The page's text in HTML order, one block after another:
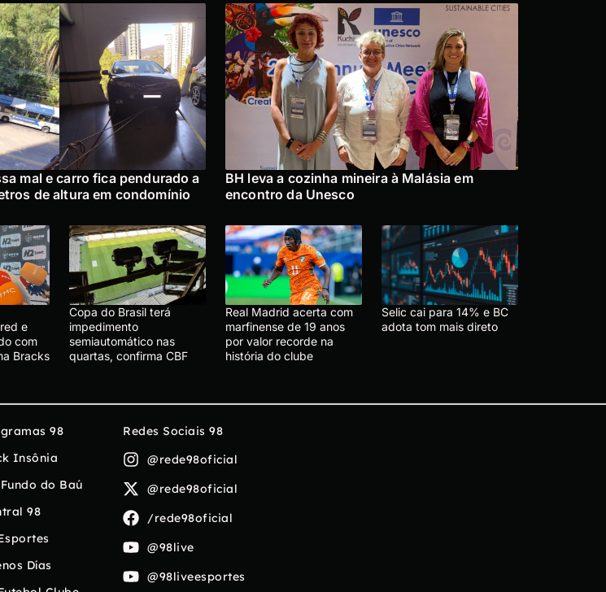
mal e carro fica pendurado a
de altura em condomínio
BH leva a cozinha mineira à Malásia em
encontro da Unesco
e
com
Bracks
Copa do Brasil terá
impedimento
semiautomático nas
quartas, confirma CBF
Real Madrid acerta com
marfinense de 19 anos
por valor recorde na
história do clube
Selic cai para 14% e BC
adota tom mais direto
98
Insônia
do Baú
98
Días
Redes Sociais 98
@rede98oficial
@rede98oficial
/rede98oficial
@98live
@98liveesportes